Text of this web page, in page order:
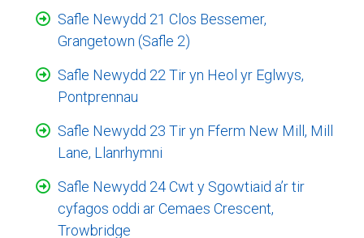
Safle Newydd 21 Clos Bessemer,
Grangetown (Safle 2)
Safle Newydd 22 Tir yn Heol yr Eglwys,
Pontprennau
Safle Newydd 23 Tir yn Fferm New Mill, Mill
Lane, Llanrhymni
Safle Newydd 24 Cwt y Sgowtiaid a’r tir
cyfagos oddi ar Cemaes Crescent,
Trowbridge